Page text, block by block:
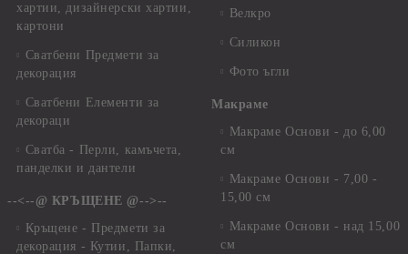
хартии, дизайнерски хартии,
картони
Сватбени Предмети за
декорация
Сватбени Елементи за
декораци
Сватба - Перли, камъчета,
панделки и дантели
--<--@ КРЪЩЕНЕ @-->--
Кръщене - Предмети за
декорация - Кутии, Папки,
Велкро
Силикон
Фото ъгли
Макраме
Макраме Основи - до 6,00
см
Макраме Основи - 7,00 -
15,00 см
Макраме Основи - над 15,00
см